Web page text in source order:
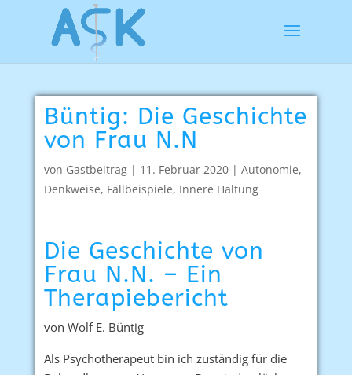
Büntig: Die Geschichte
von Frau N.N
von Gastbeitrag| 11. Februar 2020| Autonomie,
Denkweise, Fallbeispiele, Innere Haltung
Die Geschichte von
Frau N.N. – Ein
Therapiebericht
von Wolf E. Büntig
Als Psychotherapeut bin ich zuständig für die